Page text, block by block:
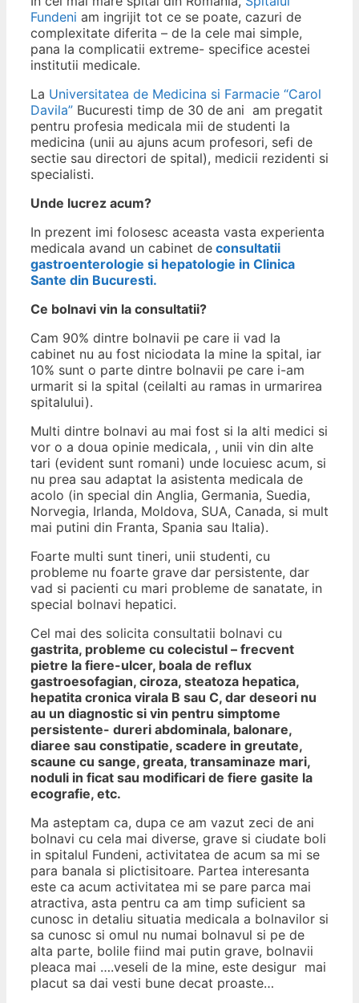
Fundeni am ingrijit tot ce se poate, cazuri de
complexitate diferita – de la cele mai simple,
pana la complicatii extreme- specifice acestei
institutii medicale.
La Universitatea de Medicina si Farmacie “Carol
Davila” Bucuresti timp de 30 de ani am pregatit
pentru profesia medicala mii de studenti la
medicina (unii au ajuns acum profesori, sefi de
sectie sau directori de spital), medicii rezidenti si
specialisti.
Unde lucrez acum?
In prezent imi folosesc aceasta vasta experienta
medicala avand un cabinet de consultatii
gastroenterologie si hepatologie in Clinica
Sante din Bucuresti.
Ce bolnavi vin la consultatii?
Cam 90% dintre bolnavii pe care ii vad la
cabinet nu au fost niciodata la mine la spital, iar
10% sunt o parte dintre bolnavii pe care i-am
urmarit si la spital (ceilalti au ramas in urmarirea
spitalului).
Multi dintre bolnavi au mai fost si la alti medici si
vor o a doua opinie medicala, , unii vin din alte
tari (evident sunt romani) unde locuiesc acum, si
nu prea sau adaptat la asistenta medicala de
acolo (in special din Anglia, Germania, Suedia,
Norvegia, Irlanda, Moldova, SUA, Canada, si mult
mai putini din Franta, Spania sau Italia).
Foarte multi sunt tineri, unii studenti, cu
probleme nu foarte grave dar persistente, dar
vad si pacienti cu mari probleme de sanatate, in
special bolnavi hepatici.
Cel mai des solicita consultatii bolnavi cu
gastrita, probleme cu colecistul – frecvent
pietre la fiere-ulcer, boala de reflux
gastroesofagian, ciroza, steatoza hepatica,
hepatita cronica virala B sau C, dar deseori nu
au un diagnostic si vin pentru simptome
persistente- dureri abdominala, balonare,
diaree sau constipatie, scadere in greutate,
scaune cu sange, greata, transaminaze mari,
noduli in ficat sau modificari de fiere gasite la
ecografie, etc.
Ma asteptam ca, dupa ce am vazut zeci de ani
bolnavi cu cela mai diverse, grave si ciudate boli
in spitalul Fundeni, activitatea de acum sa mi se
para banala si plictisitoare. Partea interesanta
este ca acum activitatea mi se pare parca mai
atractiva, asta pentru ca am timp suficient sa
cunosc in detaliu situatia medicala a bolnavilor si
sa cunosc si omul nu numai bolnavul si pe de
alta parte, bolile fiind mai putin grave, bolnavii
pleaca mai ….veseli de la mine, este desigur mai
placut sa dai vesti bune decat proaste…